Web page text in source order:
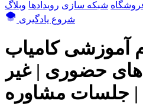
شبکه سازی رویداد‌ها وبلاگ
شروع یادگیری
آموزشی کامیاب
های حضوری | غیر
جلسات مشاوره